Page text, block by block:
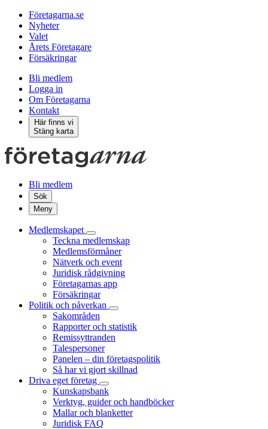
Företagarna.se
Nyheter
Valet
Årets Företagare
Försäkringar
Bli medlem
Logga in
Om Företagarna
Kontakt
Här finns vi
Stäng karta
Bli medlem
Sök
Meny
Medlemskapet
Teckna medlemskap
Medlemsförmåner
Nätverk och event
Juridisk rådgivning
Företagarnas app
Försäkringar
Politik och påverkan
Sakområden
Rapporter och statistik
Remissyttranden
Talespersoner
Panelen – din företagspolitik
Så har vi gjort skillnad
Driva eget företag
Kunskapsbank
Verktyg, guider och handböcker
Mallar och blanketter
Juridisk FAQ